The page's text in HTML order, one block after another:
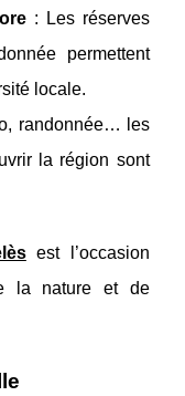
: Les réserves
permettent
locale.
randonnée… les
la région sont
est l’occasion
la nature et de